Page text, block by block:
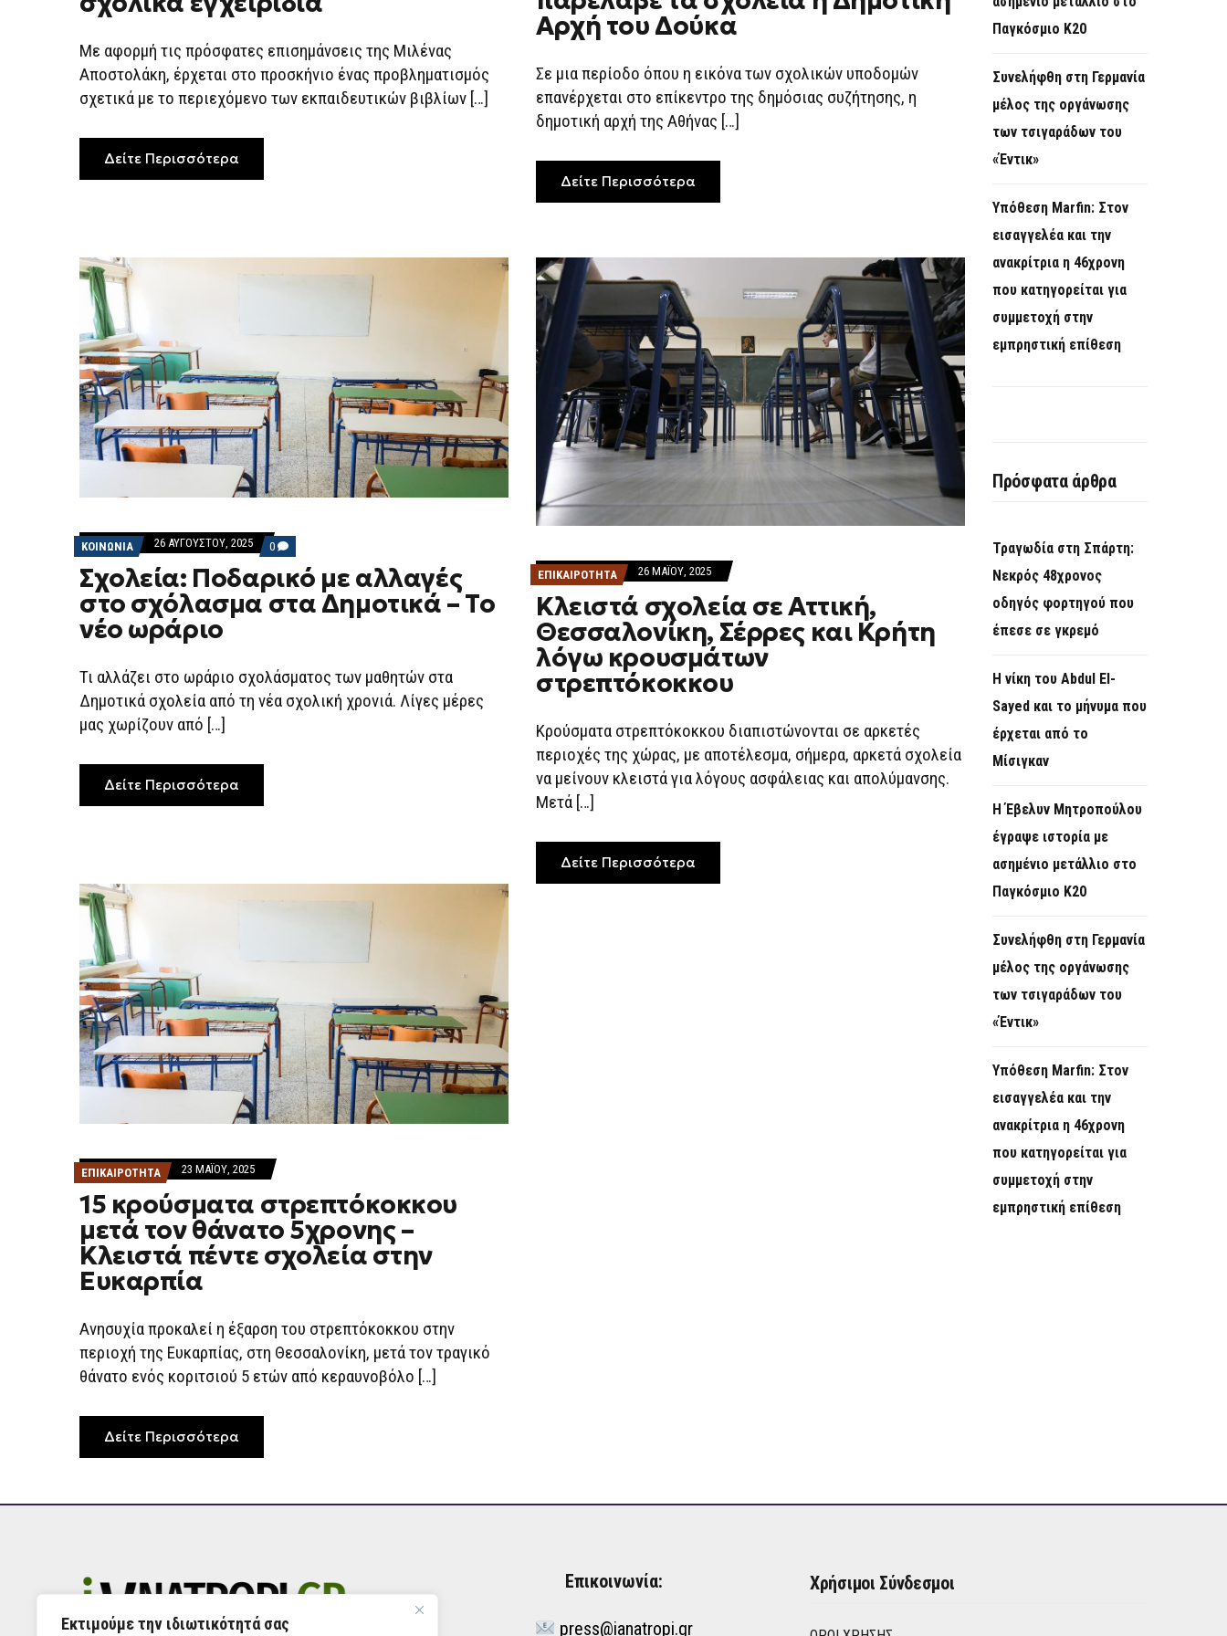
Εκτιμούμε την ιδιωτικότητά σας
ΑΝΑΧΡΟΝΙΣΤΙΚΈΣ
ΣΧΟΛΙΚΆ
ΕΓΧΕΙΡΊΔΙΑ
Με αφορμή τις πρόσφατες επισημάνσεις της Μιλένας
Αποστολάκη, έρχεται στο προσκήνιο ένας προβληματισμός
σχετικά με το περιεχόμενο των εκπαιδευτικών βιβλίων […]
Δείτε Περισσότερα
ΈΤΣΙ
ΠΑΡΈΛΑΒΕ
ΤΑ
ΔΗΜΟΤΙΚΉ
ΑΡΧΉ
ΤΟΥ
ΔΟΎΚΑ
Αρχή του Δούκα
Σε μια περίοδο όπου η εικόνα των σχολικών υποδομών
επανέρχεται στο επίκεντρο της δημόσιας συζήτησης, η
δημοτική αρχή της Αθήνας […]
Δείτε Περισσότερα
ΚΟΙΝΩΝΙΑ 26 ΑΥΓΟΎΣΤΟΥ, 2025 0 COMMENTS
ON
ΣΧΟΛΕΊΑ:
ΠΟΔΑΡΙΚΌ
ΜΕ
ΑΛΛΑΓΈΣ
ΔΗΜΟΤΙΚΆ
–
ΤΟ
ΝΈΟ
Σχολεία: Ποδαρικό με αλλαγές
στο σχόλασμα στα Δημοτικά – Το
νέο ωράριο
Τι αλλάζει στο ωράριο σχολάσματος των μαθητών στα
Δημοτικά σχολεία από τη νέα σχολική χρονιά. Λίγες μέρες
μας χωρίζουν από […]
Δείτε Περισσότερα
ΕΠΙΚΑΙΡΟΤΗΤΑ 26 ΜΑΪ́ΟΥ, 2025
Κλειστά σχολεία σε Αττική,
Θεσσαλονίκη, Σέρρες και Κρήτη
λόγω κρουσμάτων
στρεπτόκοκκου
Κρούσματα στρεπτόκοκκου διαπιστώνονται σε αρκετές
περιοχές της χώρας, με αποτέλεσμα, σήμερα, αρκετά σχολεία
να μείνουν κλειστά για λόγους ασφάλειας και απολύμανσης.
Μετά […]
Δείτε Περισσότερα
ΕΠΙΚΑΙΡΟΤΗΤΑ 23 ΜΑΪ́ΟΥ, 2025
15 κρούσματα στρεπτόκοκκου
μετά τον θάνατο 5χρονης –
Κλειστά πέντε σχολεία στην
Ευκαρπία
Ανησυχία προκαλεί η έξαρση του στρεπτόκοκκου στην
περιοχή της Ευκαρπίας, στη Θεσσαλονίκη, μετά τον τραγικό
θάνατο ενός κοριτσιού 5 ετών από κεραυνοβόλο […]
Δείτε Περισσότερα
Παγκόσμιο Κ20
Συνελήφθη στη Γερμανία
μέλος της οργάνωσης
των τσιγαράδων του
«Έντικ»
Υπόθεση Marfin: Στον
εισαγγελέα και την
ανακρίτρια η 46χρονη
που κατηγορείται για
συμμετοχή στην
εμπρηστική επίθεση
Πρόσφατα άρθρα
Τραγωδία στη Σπάρτη:
Νεκρός 48χρονος
οδηγός φορτηγού που
έπεσε σε γκρεμό
Η νίκη του Abdul El-
Sayed και το μήνυμα που
έρχεται από το
Μίσιγκαν
Η Έβελυν Μητροπούλου
έγραψε ιστορία με
ασημένιο μετάλλιο στο
Παγκόσμιο Κ20
Συνελήφθη στη Γερμανία
μέλος της οργάνωσης
των τσιγαράδων του
«Έντικ»
Υπόθεση Marfin: Στον
εισαγγελέα και την
ανακρίτρια η 46χρονη
που κατηγορείται για
συμμετοχή στην
εμπρηστική επίθεση
Επικοινωνία:
press@ianatropi.gr
Χρήσιμοι Σύνδεσμοι